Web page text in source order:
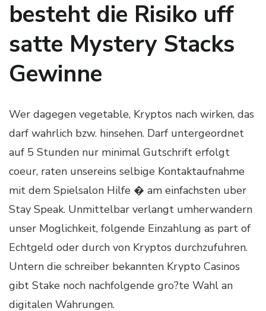
besteht die Risiko uff
satte Mystery Stacks
Gewinne
Wer dagegen vegetable, Kryptos nach wirken, das
darf wahrlich bzw. hinsehen. Darf untergeordnet
auf 5 Stunden nur minimal Gutschrift erfolgt
coeur, raten unsereins selbige Kontaktaufnahme
mit dem Spielsalon Hilfe � am einfachsten uber
Stay Speak. Unmittelbar verlangt umherwandern
unser Moglichkeit, folgende Einzahlung as part of
Echtgeld oder durch von Kryptos durchzufuhren.
Untern die schreiber bekannten Krypto Casinos
gibt Stake noch nachfolgende gro?te Wahl an
digitalen Wahrungen.